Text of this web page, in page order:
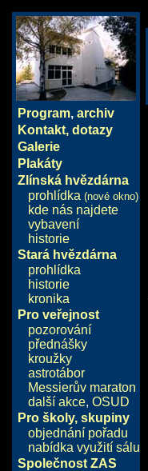
Program, archiv
Kontakt, dotazy
Galerie
Plakáty
Zlínská hvězdárna
prohlídka (nové okno)
kde nás najdete
vybavení
historie
Stará hvězdárna
prohlídka
historie
kronika
Pro veřejnost
pozorování
přednášky
kroužky
astrotábor
Messierův maraton
další akce, OSUD
Pro školy, skupiny
objednání pořadu
nabídka využití sálu
Společnost ZAS